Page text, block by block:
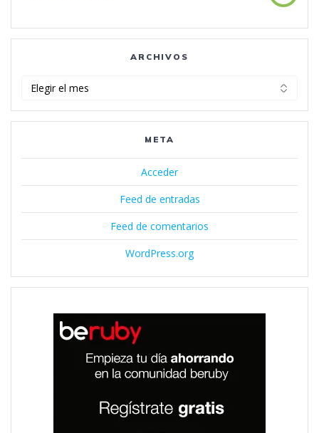
ARCHIVOS
META
Acceder
Feed de entradas
Feed de comentarios
WordPress.org